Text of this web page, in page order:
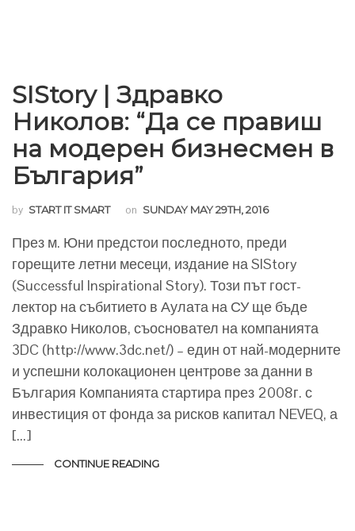
SIStory | Здравко
Николов: “Да се правиш
на модерен бизнесмен в
България”
by START IT SMART on SUNDAY MAY 29TH, 2016
През м. Юни предстои последното, преди
горещите летни месеци, издание на SIStory
(Successful Inspirational Story). Този път гост-
лектор на събитието в Аулата на СУ ще бъде
Здравко Николов, съосновател на компанията
3DC (http://www.3dc.net/) – един от най-модерните
и успешни колокационен центрове за данни в
България Компанията стартира през 2008г. с
инвестиция от фонда за рисков капитал NEVEQ, а
[...]
CONTINUE READING